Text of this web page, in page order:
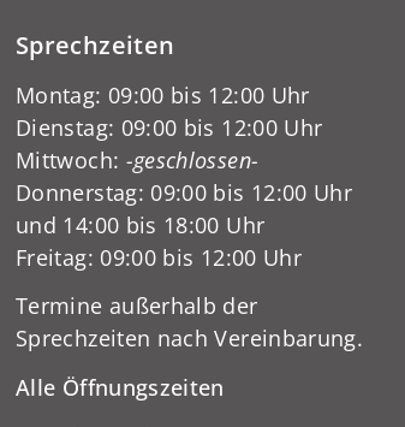
Sprechzeiten
Montag: 09:00 bis 12:00 Uhr
Dienstag: 09:00 bis 12:00 Uhr
Mittwoch: -geschlossen-
Donnerstag: 09:00 bis 12:00 Uhr
und 14:00 bis 18:00 Uhr
Freitag: 09:00 bis 12:00 Uhr
Termine außerhalb der
Sprechzeiten nach Vereinbarung.
Alle Öffnungszeiten